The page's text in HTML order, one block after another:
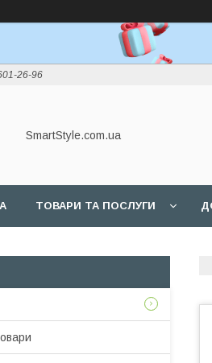
26-96
SmartStyle.com.ua
ТОВАРИ ТА ПОСЛУГИ